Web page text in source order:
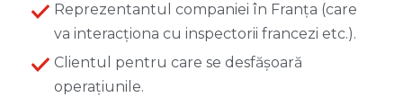
Reprezentantul companiei în Franța (care
va interacționa cu inspectorii francezi etc.).
Clientul pentru care se desfășoară
operațiunile.